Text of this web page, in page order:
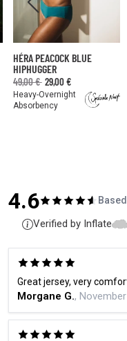
HÉRA PEACOCK BLUE
HIPHUGGER
49,00 € 29,00 €
Heavy-Overnight
Absorbency
4.6
Verified by Inflate
Great jersey, very
Morgane G.,